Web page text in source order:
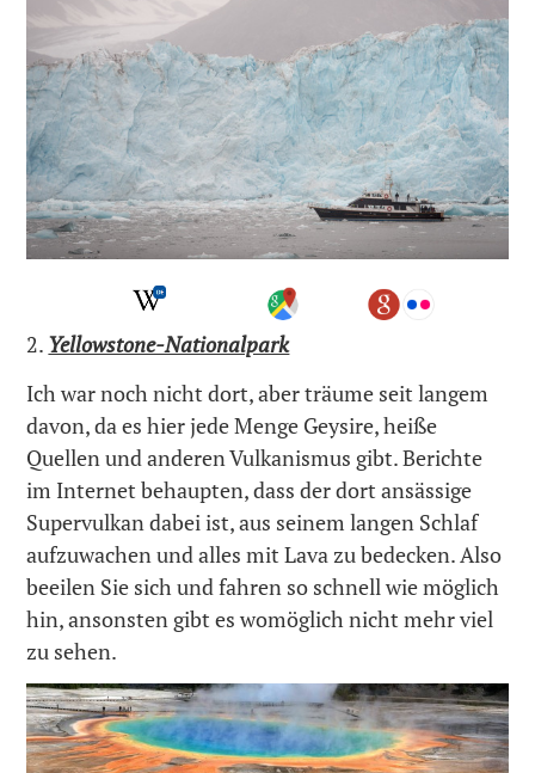
2. Yellowstone-Nationalpark
Ich war noch nicht dort, aber träume seit langem
davon, da es hier jede Menge Geysire, heiße
Quellen und anderen Vulkanismus gibt. Berichte
im Internet behaupten, dass der dort ansässige
Supervulkan dabei ist, aus seinem langen Schlaf
aufzuwachen und alles mit Lava zu bedecken. Also
beeilen Sie sich und fahren so schnell wie möglich
hin, ansonsten gibt es womöglich nicht mehr viel
zu sehen.